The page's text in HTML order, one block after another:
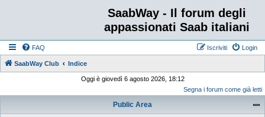
SaabWay - Il forum degli
appassionati Saab italiani
FAQ Login
Iscriviti
SaabWay Club Indice
Oggi è giovedì 6 agosto 2026, 18:12
Segna i forum come già letti
Public Area